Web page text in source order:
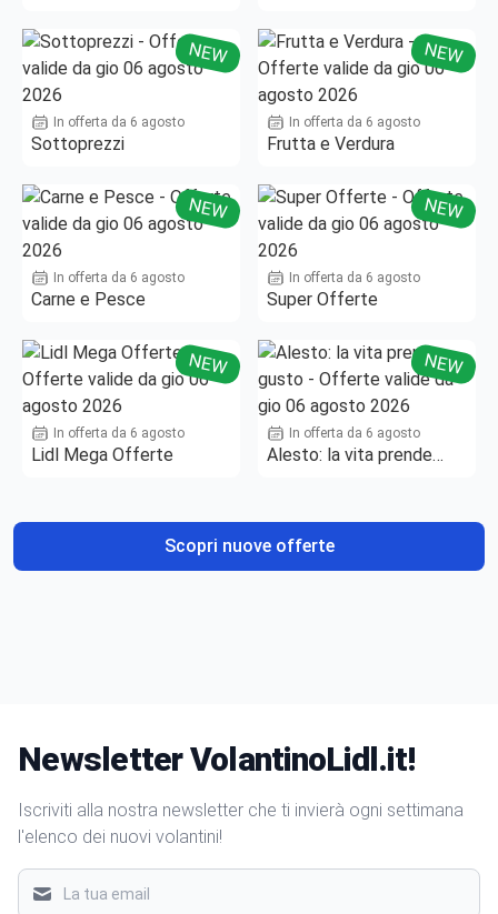
NEW
In offerta da 6 agosto
Sottoprezzi
NEW
In offerta da 6 agosto
Frutta e Verdura
NEW
In offerta da 6 agosto
Carne e Pesce
NEW
In offerta da 6 agosto
Super Offerte
NEW
In offerta da 6 agosto
Lidl Mega Offerte
NEW
In offerta da 6 agosto
Alesto: la vita prende
Scopri nuove offerte
Newsletter VolantinoLidl.it!
Iscriviti alla nostra newsletter che ti invierà ogni settimana
l'elenco dei nuovi volantini!